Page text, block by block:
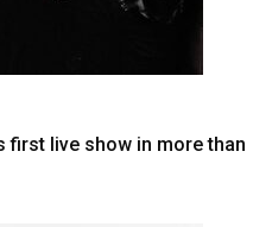
first live show in more than